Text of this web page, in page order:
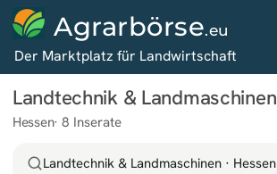
Agrarbörse.eu
Der Marktplatz für Landwirtschaft
Landtechnik & Landmaschinen
Hessen 8 Inserate
Landtechnik & Landmaschinen · Hessen